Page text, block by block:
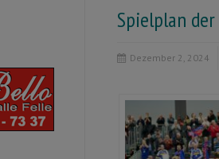
Spielplan der
Dezember 2, 2024